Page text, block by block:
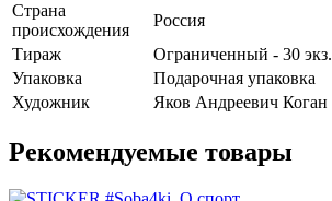
Страна
происхождения
Россия
Тираж
Ограниченный - 30 экз.
Упаковка
Подарочная упаковка
Художник
Яков Андреевич Коган
Рекомендуемые товары